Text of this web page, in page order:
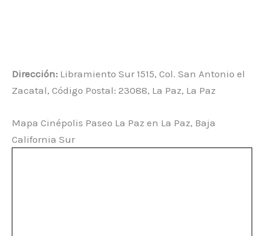
Dirección: Libramiento Sur 1515, Col. San Antonio el
Zacatal, Código Postal: 23088, La Paz, La Paz
Mapa Cinépolis Paseo La Paz en La Paz, Baja
California Sur